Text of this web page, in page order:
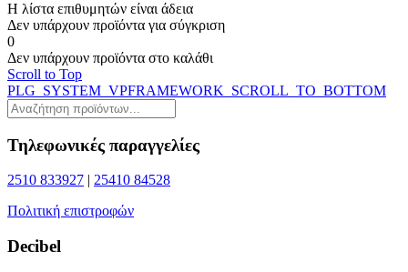
Η λίστα επιθυμητών είναι άδεια
Δεν υπάρχουν προϊόντα για σύγκριση
0
Δεν υπάρχουν προϊόντα στο καλάθι
Scroll to Top
PLG_SYSTEM_VPFRAMEWORK_SCROLL_TO_BOTTOM
Τηλεφωνικές παραγγελίες
2510 833927 | 25410 84528
Πολιτική επιστροφών
Decibel